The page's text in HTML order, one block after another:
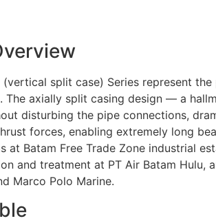
split case) Series represent
The axially split casing design — a
disturbing the pipe connections,
forces, enabling extremely long
Batam Free Trade Zone industrial
and treatment at PT Air Batam Hulu,
Marco Polo Marine.